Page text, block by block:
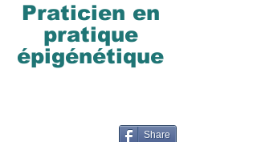
Praticien en
pratique
épigénétique
Share